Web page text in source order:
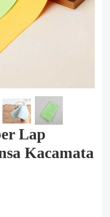
Lap
Kacamata